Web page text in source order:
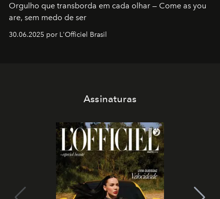
Orgulho que transborda em cada olhar — Come as you
are, sem medo de ser
30.06.2025 por L'Officiel Brasil
Assinaturas